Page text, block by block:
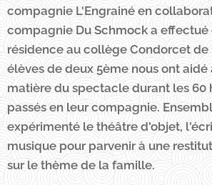
compagnie L'Engrainé en
compagnie Du Schmock a effectué
résidence au collège Condorcet de
élèves de deux 5ème nous ont aidé
matière du spectacle durant les 60
passés en leur compagnie.
expérimenté le théâtre d'objet,
musique pour parvenir à une
sur le thème de la famille.